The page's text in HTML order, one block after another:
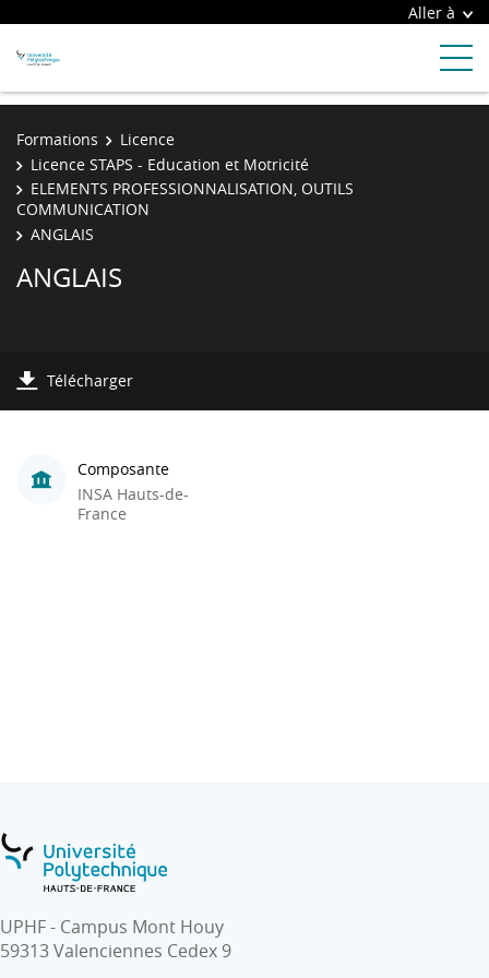
Aller à
Formations
Licence
Licence STAPS - Education et Motricité
ELEMENTS PROFESSIONNALISATION, OUTILS
COMMUNICATION
ANGLAIS
ANGLAIS
Télécharger
Composante
INSA Hauts-de-
France
UPHF - Campus Mont Houy
59313 Valenciennes Cedex 9